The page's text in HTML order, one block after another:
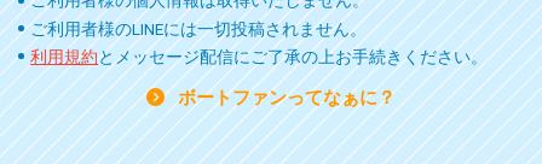
ご利用者様のLINEには一切投稿されません。
利用規約とメッセージ配信にご了承の上お手続きください。
ボートファンってなぁに？